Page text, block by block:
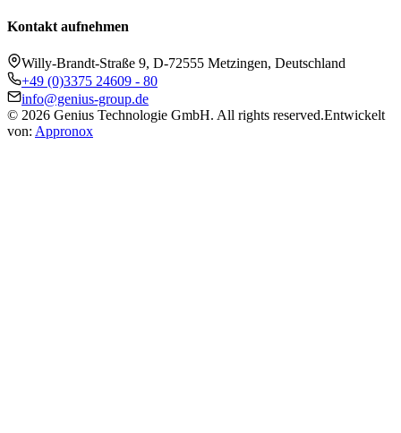
Kontakt aufnehmen
Willy-Brandt-Straße 9, D-72555 Metzingen, Deutschland
+49 (0)3375 24609 - 80
info@genius-group.de
© 2026 Genius Technologie GmbH. All rights reserved.Entwickelt
von: Appronox